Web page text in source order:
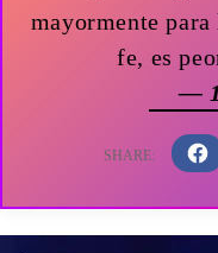
mayormente para
fe, es
—